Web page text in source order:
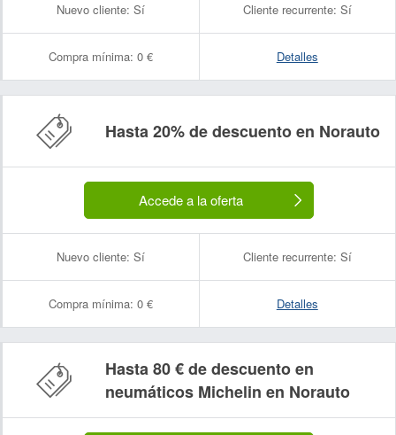
Nuevo cliente: Sí Cliente recurrente: Sí
Compra mínima: 0 € Detalles
Hasta 20% de descuento en Norauto
Accede a la oferta
Nuevo cliente: Sí Cliente recurrente: Sí
Compra mínima: 0 € Detalles
Hasta 80 € de descuento en
neumáticos Michelin en Norauto